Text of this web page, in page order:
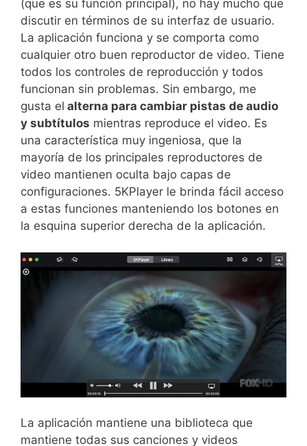
(que es su función principal), no hay mucho que
discutir en términos de su interfaz de usuario.
La aplicación funciona y se comporta como
cualquier otro buen reproductor de video. Tiene
todos los controles de reproducción y todos
funcionan sin problemas. Sin embargo, me
gusta el alterna para cambiar pistas de audio
y subtítulos mientras reproduce el video. Es
una característica muy ingeniosa, que la
mayoría de los principales reproductores de
video mantienen oculta bajo capas de
configuraciones. 5KPlayer le brinda fácil acceso
a estas funciones manteniendo los botones en
la esquina superior derecha de la aplicación.
La aplicación mantiene una biblioteca que
mantiene todas sus canciones y videos